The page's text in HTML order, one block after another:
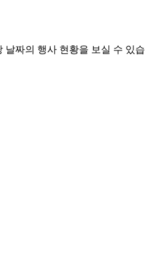
날짜의 행사 현황을 보실 수 있